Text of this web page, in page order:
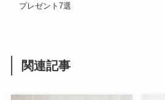
プレゼント7選
関連記事